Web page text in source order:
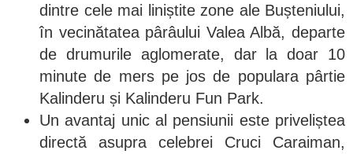
dintre cele mai liniștite zone ale Bușteniului,
în vecinătatea pârâului Valea Albă, departe
de drumurile aglomerate, dar la doar 10
minute de mers pe jos de populara pârtie
Kalinderu și Kalinderu Fun Park.
Un avantaj unic al pensiunii este priveliștea
directă asupra celebrei Cruci Caraiman,